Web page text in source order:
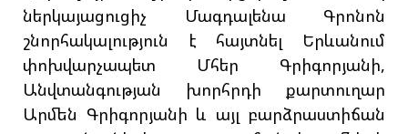
ներկայացուցիչ Մագդալենա Գրոնոն
շնորհակալություն է հայտնել Երևանում
փոխվարչապետ Մհեր Գրիգորյանի,
Անվտանգության խորհրդի քարտուղար
Արմեն Գրիգորյանի և այլ բարձրաստիճան